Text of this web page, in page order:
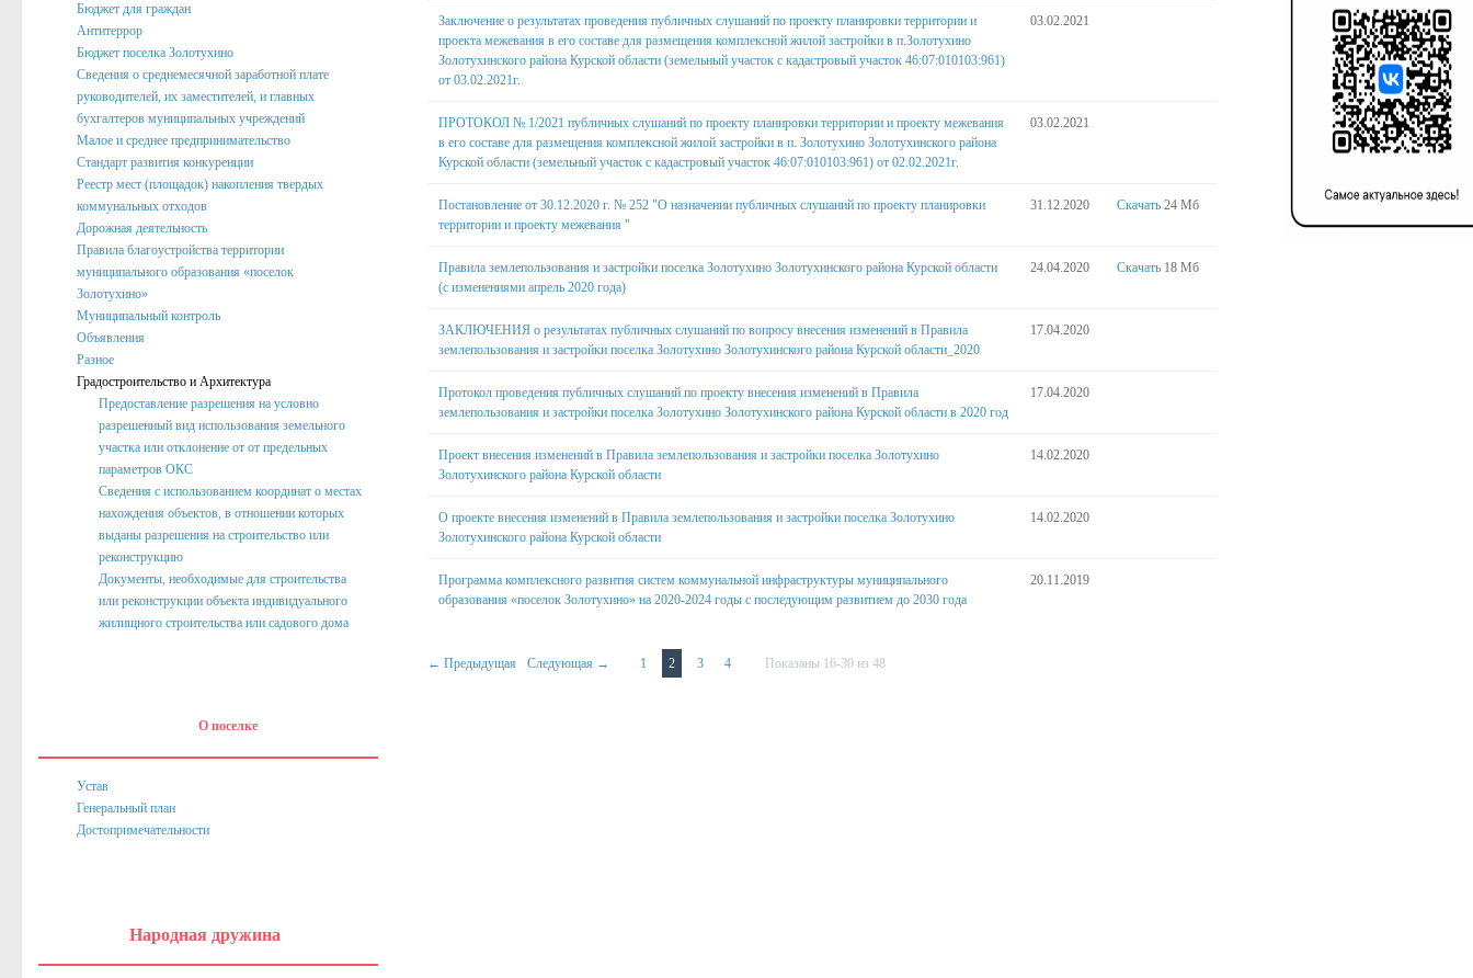
Заключение о результатах проведения публичных слушаний по проекту планировки территории и
проекта межевания в его составе для размещения комплексной жилой застройки в п.Золотухино
Золотухинского района Курской области (земельный участок с кадастровый участок 46:07:010103:961)
от 03.02.2021г.
03.02.2021
ПРОТОКОЛ № 1/2021 публичных слушаний по проекту планировки территории и проекту межевания
в его составе для размещения комплексной жилой застройки в п. Золотухино Золотухинского района
Курской области (земельный участок с кадастровый участок 46:07:010103:961) от 02.02.2021г.
03.02.2021
Постановление от 30.12.2020 г. № 252 "О назначении публичных слушаний по проекту планировки
территории и проекту межевания "
31.12.2020 Скачать 24 Мб
Правила землепользования и застройки поселка Золотухино Золотухинского района Курской области
(с изменениями апрель 2020 года)
24.04.2020 Скачать 18 Мб
ЗАКЛЮЧЕНИЯ о результатах публичных слушаний по вопросу внесения изменений в Правила
землепользования и застройки поселка Золотухино Золотухинского района Курской области_2020
17.04.2020
Протокол проведения публичных слушаний по проекту внесения изменений в Правила
землепользования и застройки поселка Золотухино Золотухинского района Курской области в 2020 год
17.04.2020
Проект внесения изменений в Правила землепользования и застройки поселка Золотухино
Золотухинского района Курской области
14.02.2020
О проекте внесения изменений в Правила землепользования и застройки поселка Золотухино
Золотухинского района Курской области
14.02.2020
Программа комплексного развития систем коммунальной инфраструктуры муниципального
образования «поселок Золотухино» на 2020-2024 годы с последующим развитием до 2030 года
20.11.2019
← Предыдущая Следующая → 1 2 3 4 Показаны 16-30 из 48
Бюджет для граждан
Антитеррор
Бюджет поселка Золотухино
Сведения о среднемесячной заработной плате
руководителей, их заместителей, и главных
бухгалтеров муниципальных учреждений
Малое и среднее предпринимательство
Стандарт развития конкуренции
Реестр мест (площадок) накопления твердых
коммунальных отходов
Дорожная деятельность
Правила благоустройства территории
муниципального образования «поселок
Золотухино»
Муниципальный контроль
Объявления
Разное
Градостроительство и Архитектура
Предоставление разрешения на условно
разрешенный вид использования земельного
участка или отклонение от от предельных
параметров ОКС
Сведения с использованием координат о местах
нахождения объектов, в отношении которых
выданы разрешения на строительство или
реконструкцию
Документы, необходимые для строительства
или реконструкции объекта индивидуального
жилищного строительства или садового дома
О поселке
Устав
Генеральный план
Достопримечательности
Народная дружина